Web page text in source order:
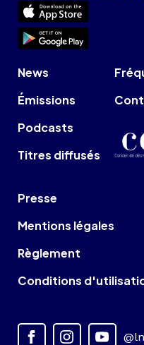
News
Émissions
Podcasts
Titres diffusés
Presse
Mentions légales
Règlement
Conditions